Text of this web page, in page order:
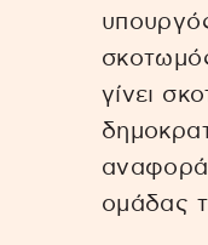
γίνει
αναφορά
ομάδας